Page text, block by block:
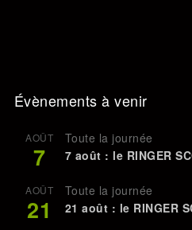
Évènements à venir
AOÛT
7
Toute la journée
7 août : le RINGER
AOÛT
21
Toute la journée
21 août : le RINGER